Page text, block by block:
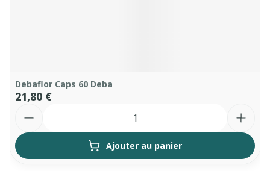
Debaflor Caps 60 Deba
21,80 €
Ajouter au panier